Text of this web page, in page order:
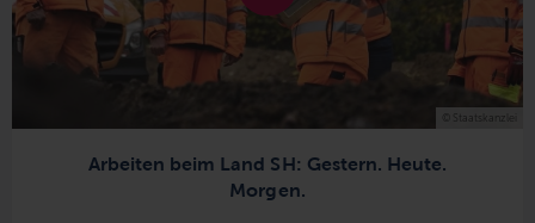
Arbeiten beim Land SH: Gestern. Heute.
Morgen.
© Staatskanzlei